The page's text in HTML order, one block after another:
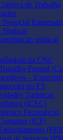
de Trabalho
Sindical
sindical
da CNC
Formal
–
no ES
Turísticas
(ICEC)
Fecomércio
(ICF)
de Serviços